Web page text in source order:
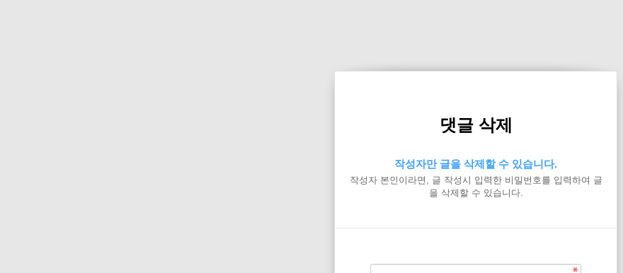
댓글 삭제
작성자만 글을 삭제할 수 있습니다.
작성자 본인이라면, 글 작성시 입력한 비밀번호를 입력하여 글
을 삭제할 수 있습니다.